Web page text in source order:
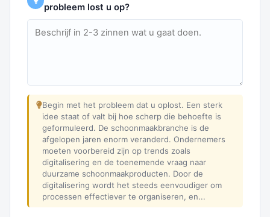
probleem lost u op?
Begin met het probleem dat u oplost. Een sterk
idee staat of valt bij hoe scherp die behoefte is
geformuleerd. De schoonmaakbranche is de
afgelopen jaren enorm veranderd. Ondernemers
moeten voorbereid zijn op trends zoals
digitalisering en de toenemende vraag naar
duurzame schoonmaakproducten. Door de
digitalisering wordt het steeds eenvoudiger om
processen effectiever te organiseren, en...